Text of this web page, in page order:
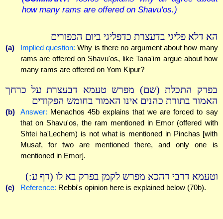
how many rams are offered on Shavu'os.)
הא דלא פליגי בדעצרת כדפליגי ביום הכפורים
(a) Implied question: Why is there no argument about how many
rams are offered on Shavu'os, like Tana'im argue about how
many rams are offered on Yom Kipur?
בפרק התכלת (שם) מפרש טעמא דבעצרת על כרחך
האמור בתורת כהנים אינו האמור בחומש הפקודים
(b) Answer: Menachos 45b explains that we are forced to say
that on Shavu'os, the ram mentioned in Emor (offered with
Shtei ha'Lechem) is not what is mentioned in Pinchas [with
Musaf, for two are mentioned there, and only one is
mentioned in Emor].
וטעמא דרבי דהכא מפרש לקמן בפרק בא לו (דף ע:)
(c) Reference: Rebbi's opinion here is explained below (70b).